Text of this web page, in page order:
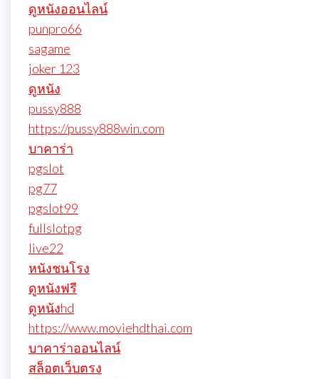
ดูหนังออนไลน์
punpro66
sagame
joker 123
ดูหนัง
pussy888
https://pussy888win.com
บาคาร่า
pgslot
pg77
pgslot99
fullslotpg
live22
หนังชนโรง
ดูหนังฟรี
ดูหนังhd
https://www.moviehdthai.com
บาคาร่าออนไลน์
สล็อตเว็บตรง